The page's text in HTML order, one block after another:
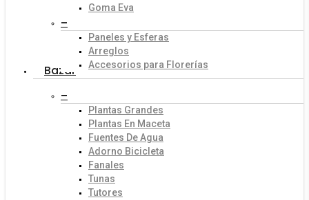
Goma Eva
–
Paneles y Esferas
Arreglos
Accesorios para Florerías
Bazar
–
Plantas Grandes
Plantas En Maceta
Fuentes De Agua
Adorno Bicicleta
Fanales
Tunas
Tutores